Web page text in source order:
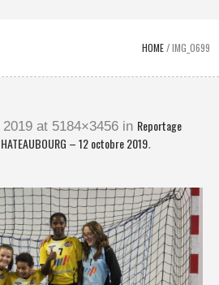
HOME/IMG_0699
at 5184×3456 in Reportage
– 12 octobre 2019.